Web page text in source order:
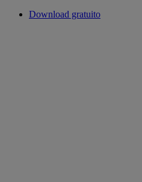
Download gratuito